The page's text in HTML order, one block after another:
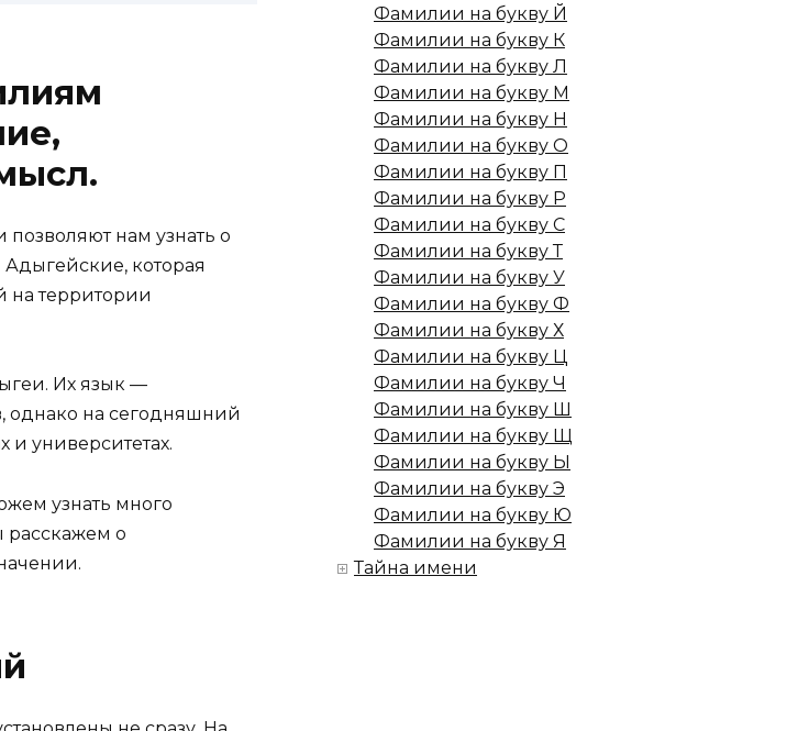
нам узнать о
которая
на территории
Их язык —
однако на сегодняшний
университетах.
узнать много
расскажем о
Фамилии на букву Й
Фамилии на букву К
Фамилии на букву Л
Фамилии на букву М
Фамилии на букву Н
Фамилии на букву О
Фамилии на букву П
Фамилии на букву Р
Фамилии на букву С
Фамилии на букву Т
Фамилии на букву У
Фамилии на букву Ф
Фамилии на букву Х
Фамилии на букву Ц
Фамилии на букву Ч
Фамилии на букву Ш
Фамилии на букву Щ
Фамилии на букву Ы
Фамилии на букву Э
Фамилии на букву Ю
Фамилии на букву Я
Тайна имени